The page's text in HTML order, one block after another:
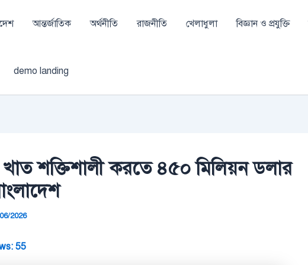
আন্তর্জাতিক অর্থনীতি রাজনীতি খেলাধুলা বিজ্ঞান ও প্রযুক্তি
demo landing
খাত শক্তিশালী করতে ৪৫০ মিলিয়ন ডলার
2026
55